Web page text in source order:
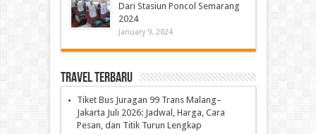
Dari Stasiun Poncol Semarang
2024
January 9, 2024
Travel Terbaru
Tiket Bus Juragan 99 Trans Malang–
Jakarta Juli 2026: Jadwal, Harga, Cara
Pesan, dan Titik Turun Lengkap